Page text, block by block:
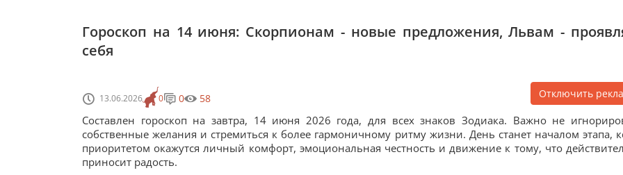
Гороскоп на 14 июня: Скорпионам - новые предложения, Львам -
себя
13.06.2026 0 0 58 Отключить
Составлен гороскоп на завтра, 14 июня 2026 года, для всех знаков Зодиака. Важно не
собственные желания и стремиться к более гармоничному ритму жизни. День станет началом этапа,
приоритетом окажутся личный комфорт, эмоциональная честность и движение к тому, что
приносит радость.